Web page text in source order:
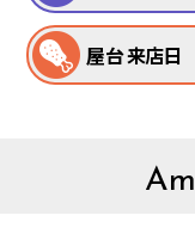
屋台 来店日